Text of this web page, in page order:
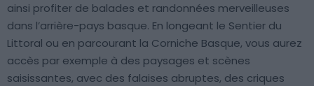
ainsi profiter de balades et randonnées merveilleuses
dans l’arrière-pays basque. En longeant le Sentier du
Littoral ou en parcourant la Corniche Basque, vous aurez
accès par exemple à des paysages et scènes
saisissantes, avec des falaises abruptes, des criques